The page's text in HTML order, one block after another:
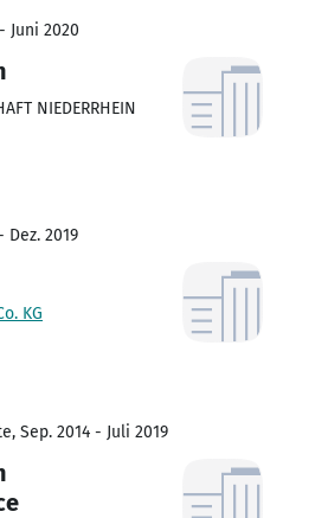
Juni 2020
NIEDERRHEIN
Dez. 2019
KG
Sep. 2014 - Juli 2019